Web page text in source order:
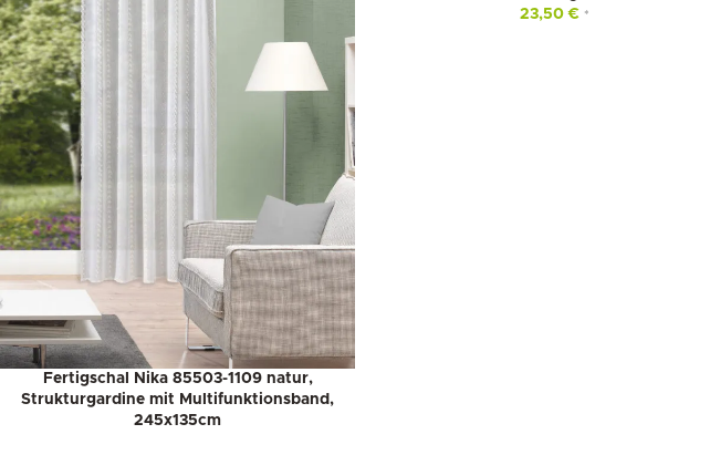
Fertigschal Nika 85503-1109 natur,
Strukturgardine mit Multifunktionsband,
245x135cm
23,50€ *